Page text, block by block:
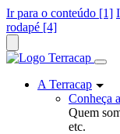
Ir para o conteúdo [1]
rodapé [4]
A Terracap
Conheça
Quem
etc.